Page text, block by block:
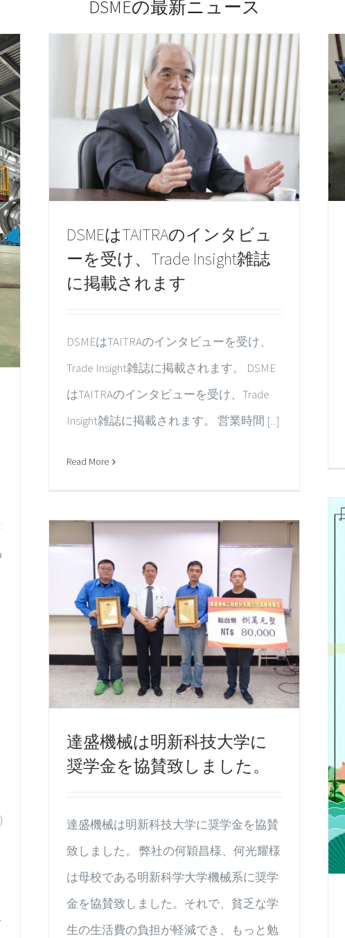
DSMEの最新ニュース
DSMEはTAITRAのインタビュ
ーを受け、Trade Insight雑誌
に掲載されます
DSMEはTAITRAのインタビューを受け、
Trade Insight雑誌に掲載されます。 DSME
はTAITRAのインタビューを受け、Trade
Insight雑誌に掲載されます。 営業時間 [...]
Read More
達盛機械は明新科技大学に
奨学金を協賛致しました。
達盛機械は明新科技大学に奨学金を協賛
致しました。 弊社の何穎昌様、何光耀様
は母校である明新科学大学機械系に奨学
金を協賛致しました。それで、貧乏な学
生の生活費の負担が軽減でき、もっと勉